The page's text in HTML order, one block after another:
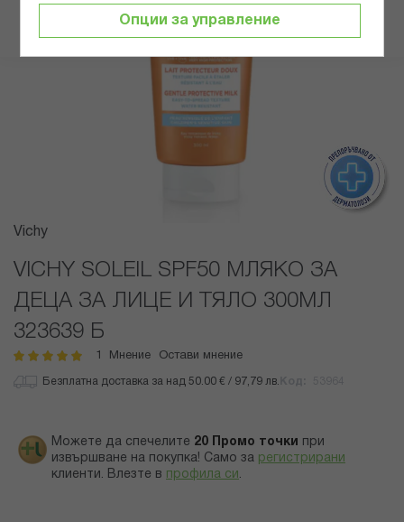
Преминете
началото
галерия
със
снимки
Vichy
VICHY SOLEIL SPF50 МЛЯКО ЗА
ДЕЦА ЗА ЛИЦЕ И ТЯЛО 300МЛ
323639 Б
рейтинг:
Мнение Остави мнение
Безплатна доставка за над 50.00 € / 97,79 лв.
Можете да спечелите 20 Промо точки
при
извършване на покупка! Само за регистрирани
клиенти. Влезте в профила си .
Опции за управление